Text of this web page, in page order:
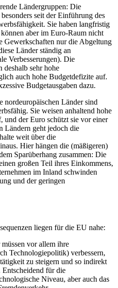
Ländergruppen: Die
seit der Einführung des
Sie haben langfristig
aber im Euro-Raum nicht
Gewerkschaften nur die Abgeltung
Länder ständig an
Verbesserungen). Die
deshalb sehr hohe
auch hohe Budgetdefizite auf.
Budgetausgaben dazu.
nordeuropäischen Länder sind
Sie weisen anhaltend hohe
und der Euro schützt sie vor einer
Ländern geht jedoch die
weit über die
Hier hängen die (mäßigeren)
Sparüberhang zusammen: Die
großen Teil ihres Einkommens,
im Inland schwinden
und der geringen
liegen für die EU nahe:
vor allem ihre
Technologiepolitik) verbessern,
zu steigern und so indirekt
für die
Niveau, aber auch das